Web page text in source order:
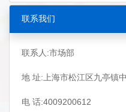
联系我们
联系人:市场部
地 址:上海市松江区九亭镇
电 话:4009200612